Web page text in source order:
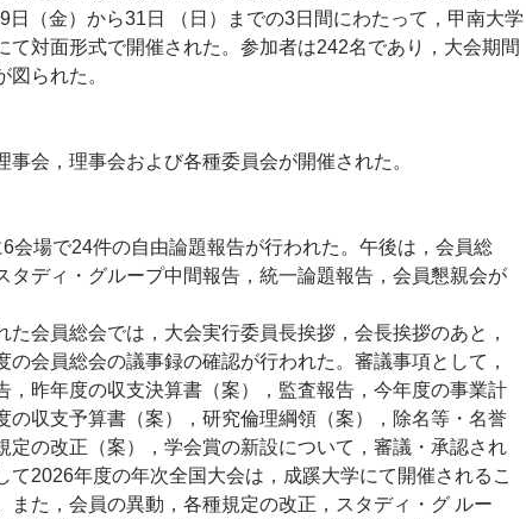
日（金）から31日 （日）までの3日間にわたって，甲南大学
て対面形式で開催された。参加者は242名であり，大会期間
図られた。
会，理事会および各種委員会が開催された。
会場で24件の自由論題報告が行われた。午後は，会員総
タディ・グループ中間報告，統一論題報告，会員懇親会が
会員総会では，大会実行委員長挨拶，会長挨拶のあと，
の会員総会の議事録の確認が行われた。審議事項として，
，昨年度の収支決算書（案），監査報告，今年度の事業計
の収支予算書（案），研究倫理綱領（案），除名等・名誉
定の改正（案），学会賞の新設について，審議・承認され
て2026年度の年次全国大会は，成蹊大学にて開催されるこ
また，会員の異動，各種規定の改正，スタディ・グ ルー